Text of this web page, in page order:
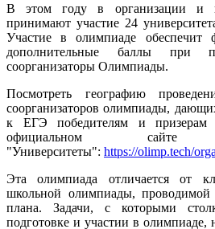
В этом году в организации и
принимают участие 24
Участие в олимпиаде обеспечит
дополнительные баллы при
соорганизаторы Олимпиады.
Посмотреть географию
соорганизаторов олимпиады,
к ЕГЭ победителям и
официальном
"Университеты": https://olimp.tech/
Эта олимпиада отличается от
школьной олимпиады, проводимой
плана. Задачи, с которыми
подготовке и участии в олимпиаде,